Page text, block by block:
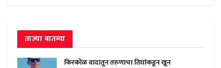
ताज्या बातम्या
किरकोळ वादातून तरुणाचा तिघांकडून खून